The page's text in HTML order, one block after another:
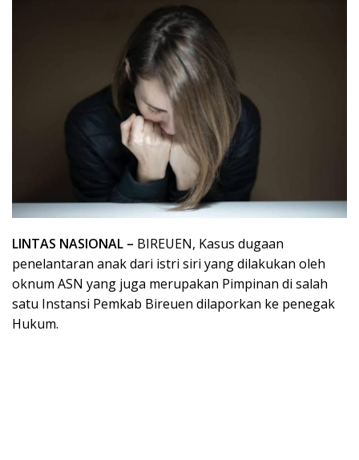
LINTAS NASIONAL – BIREUEN, Kasus dugaan
penelantaran anak dari istri siri yang dilakukan oleh
oknum ASN yang juga merupakan Pimpinan di salah
satu Instansi Pemkab Bireuen dilaporkan ke penegak
Hukum.